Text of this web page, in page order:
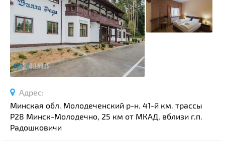
Адрес:
Минская обл. Молодеченский р-н. 41-й км. трассы
Р28 Минск-Молодечно, 25 км от МКАД, вблизи г.п.
Радошковичи